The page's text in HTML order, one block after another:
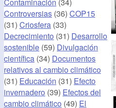
Controversias (36) COP15
(31) Criosfera (33)
Decrecimiento (31) Desarrollo
sostenible (59) Divulgación
científica (34) Documentos
relativos al cambio climático
(31) Educación (31) Efecto
invernadero (39) Efectos del
cambio climático (49) El